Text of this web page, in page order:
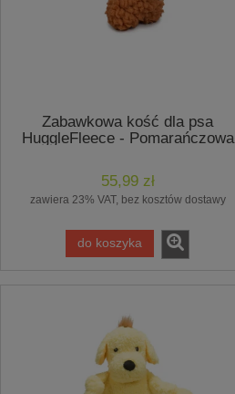
Mokra karma w puszce - kurczak,
indyk - 400g- marki Natural Trail
10,49 zł
Zabawkowa kość dla psa
HuggleFleece - Pomarańczowa
55,99 zł
zawiera 23% VAT, bez kosztów dostawy
do koszyka